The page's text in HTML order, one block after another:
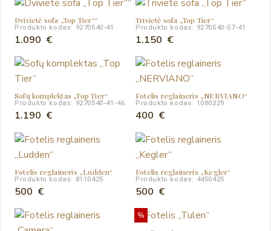
was:
180 €.
is:
120 €.
Dvivietė sofa „Top Tier““
Produkto kodas: 9270540-41
1.090 €
Trivietė sofa „Top Tier“
Produkto kodas: 9270540-57-41
1.150 €
Sofų komplektas „Top Tier“
Produkto kodas: 9270540-41-46
1.190 €
Fotelis reglaineris „NERVIANO“
Produkto kodas: 1080229
400 €
Fotelis reglaineris „Ludden“
Produkto kodas: 8110425
500 €
Fotelis reglaineris „Kegler“
Produkto kodas: 4450425
500 €
%